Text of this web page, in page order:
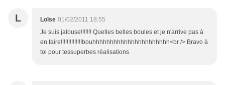
L Loïse 01/02/2011 18:55
Je suis jalouse!!!!!!! Quelles belles boules et je n'arrive pas à
en faire!!!!!!!!!!!!!!bouhhhhhhhhhhhhhhhhhhhhhh<br /> Bravo à
toi pour tessuperbes réalisations